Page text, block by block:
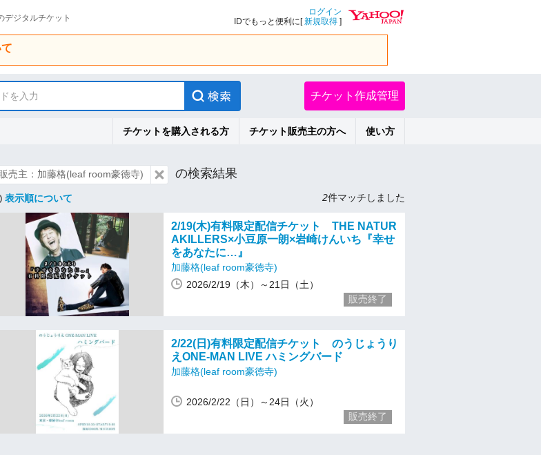
ジタルチケット
ログイン
IDでもっと便利に[新規取得 ]
を入力 チケット作成管理
チケットを購入される方 チケット販売主の方へ 使い方
販売主：加藤格(leaf room豪徳寺) の検索結果
表示順について 2件マッチしました
2/19(木)有料限定配信チケット THE NATUR
AKILLERS×小豆原一朗×岩崎けんいち『幸せ
をあなたに…』
加藤格(leaf room豪徳寺)
2026/2/19（木）～21日（土）
販売終了
2/22(日)有料限定配信チケット のうじょうり
えONE-MAN LIVE ハミングバード
加藤格(leaf room豪徳寺)
2026/2/22（日）～24日（火）
販売終了